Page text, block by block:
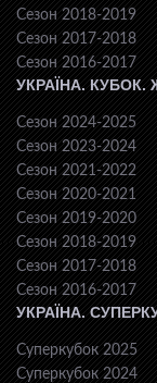
Сезон 2018-2019
Сезон 2017-2018
Сезон 2016-2017
УКРАЇНА. КУБОК.
Сезон 2024-2025
Сезон 2023-2024
Сезон 2021-2022
Сезон 2020-2021
Сезон 2019-2020
Сезон 2018-2019
Сезон 2017-2018
Сезон 2016-2017
УКРАЇНА.
Суперкубок 2025
Суперкубок 2024